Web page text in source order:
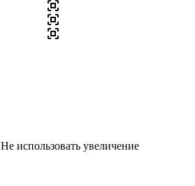
Не использовать увеличение